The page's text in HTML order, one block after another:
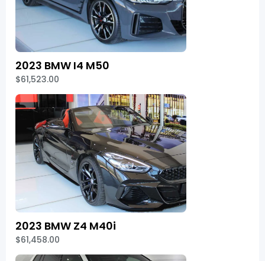
2023 BMW I4 M50
$61,523.00
2023 BMW Z4 M40i
$61,458.00